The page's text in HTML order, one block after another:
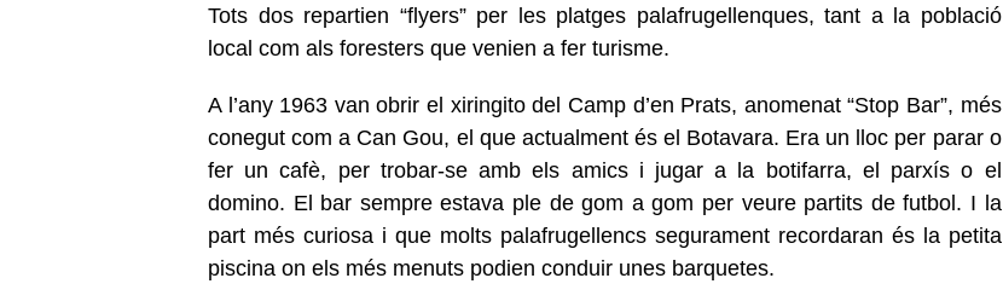
Tots dos repartien “flyers” per les platges palafrugellenques, tant a la població
local com als foresters que venien a fer turisme.
A l’any 1963 van obrir el xiringito del Camp d’en Prats, anomenat “Stop Bar”, més
conegut com a Can Gou, el que actualment és el Botavara. Era un lloc per parar o
fer un cafè, per trobar-se amb els amics i jugar a la botifarra, el parxís o el
domino. El bar sempre estava ple de gom a gom per veure partits de futbol. I la
part més curiosa i que molts palafrugellencs segurament recordaran és la petita
piscina on els més menuts podien conduir unes barquetes.